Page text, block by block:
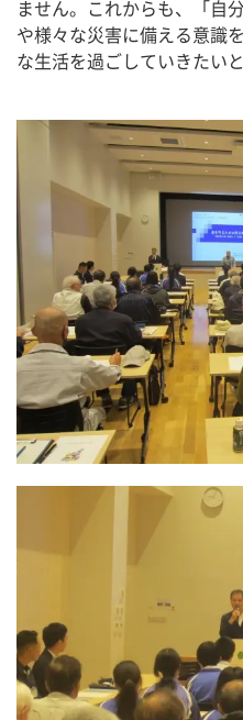
ません。これからも、「自
や様々な災害に備える意識
な生活を過ごしていきたい